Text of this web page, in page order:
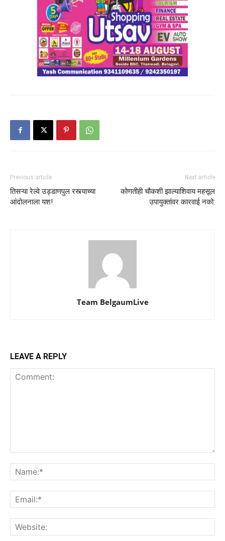
Previous article
तिसऱ्या रेल्वे उड्डाणपुल रस्त्याच्या
आंदोलनाला यश!
Next article
कोणतीही चौकशी झाल्याशिवाय महसूल
उपायुक्तांवर कारवाई नको:
Team BelgaumLive
LEAVE A REPLY